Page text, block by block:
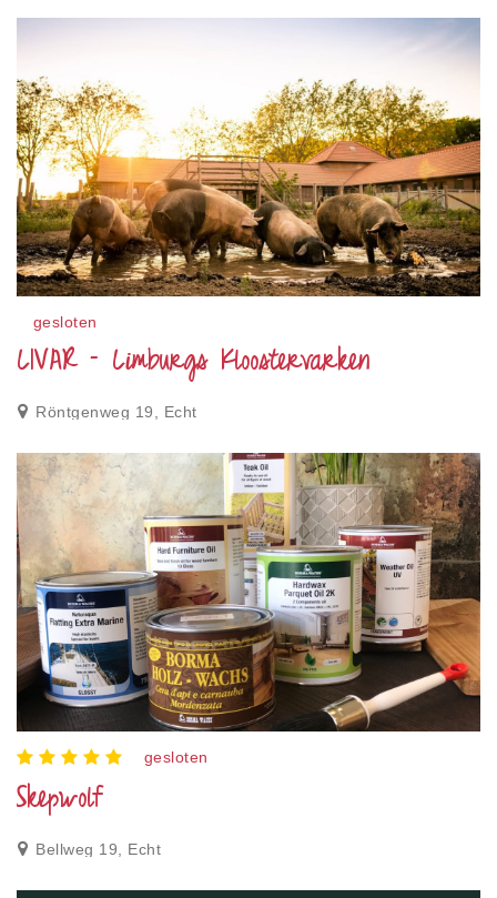
gesloten
LIVAR – Limburgs Kloostervarken
Röntgenweg 19, Echt
gesloten
Skepwolf
Bellweg 19, Echt